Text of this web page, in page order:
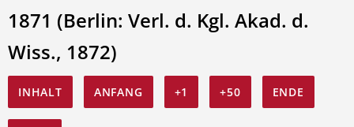
1871 (Berlin: Verl. d. Kgl. Akad. d.
Wiss., 1872)
INHALT ANFANG +1 +50 ENDE